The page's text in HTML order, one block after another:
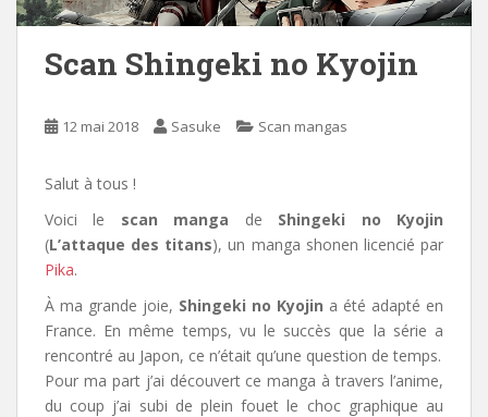
Scan Shingeki no Kyojin
12 mai 2018 Sasuke Scan mangas
Salut à tous !
Voici le scan manga de Shingeki no Kyojin
(L’attaque des titans), un manga shonen licencié par
Pika.
À ma grande joie, Shingeki no Kyojin a été adapté en
France. En même temps, vu le succès que la série a
rencontré au Japon, ce n’était qu’une question de temps.
Pour ma part j’ai découvert ce manga à travers l’anime,
du coup j’ai subi de plein fouet le choc graphique au